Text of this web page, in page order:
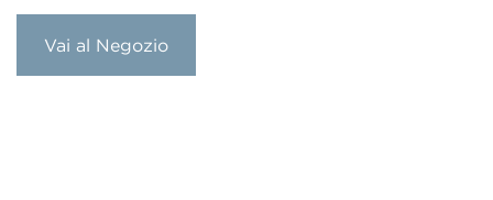
Vai al Negozio